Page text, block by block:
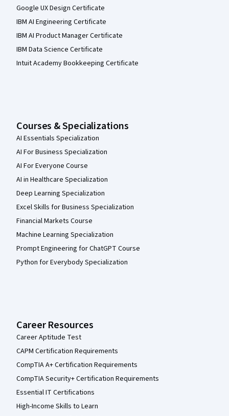
Google UX Design Certificate
IBM AI Engineering Certificate
IBM AI Product Manager Certificate
IBM Data Science Certificate
Intuit Academy Bookkeeping Certificate
Courses & Specializations
AI Essentials Specialization
AI For Business Specialization
AI For Everyone Course
AI in Healthcare Specialization
Deep Learning Specialization
Excel Skills for Business Specialization
Financial Markets Course
Machine Learning Specialization
Prompt Engineering for ChatGPT Course
Python for Everybody Specialization
Career Resources
Career Aptitude Test
CAPM Certification Requirements
CompTIA A+ Certification Requirements
CompTIA Security+ Certification Requirements
Essential IT Certifications
High-Income Skills to Learn